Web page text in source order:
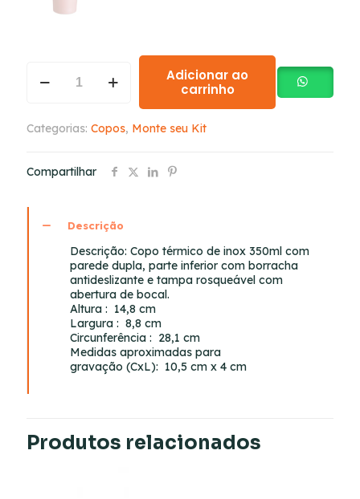
Adicionar ao
carrinho
Categorias: Copos, Monte seu Kit
Compartilhar
Descrição
Descrição:Copo térmico de inox 350ml com
parede dupla, parte inferior com borracha
antideslizante e tampa rosqueável com
abertura de bocal.
Altura : 14,8 cm
Largura : 8,8 cm
Circunferência : 28,1 cm
Medidas aproximadas para
gravação (CxL): 10,5 cm x 4 cm
Produtos relacionados